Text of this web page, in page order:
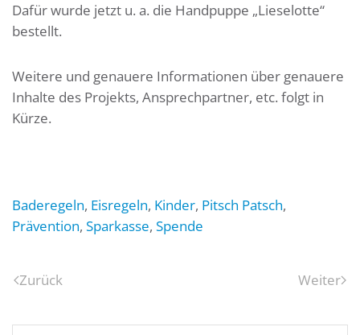
Dafür wurde jetzt u. a. die Handpuppe „Lieselotte“
bestellt.
Weitere und genauere Informationen über genauere
Inhalte des Projekts, Ansprechpartner, etc. folgt in
Kürze.
Baderegeln, Eisregeln, Kinder, Pitsch Patsch,
Prävention, Sparkasse, Spende
Zurück Weiter